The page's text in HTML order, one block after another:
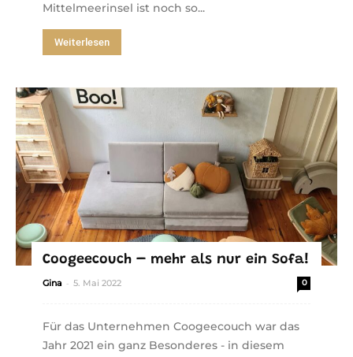
Mittelmeerinsel ist noch so...
Weiterlesen
Coogeecouch – mehr als nur ein Sofa!
Gina - 5. Mai 2022 0
Für das Unternehmen Coogeecouch war das
Jahr 2021 ein ganz Besonderes - in diesem